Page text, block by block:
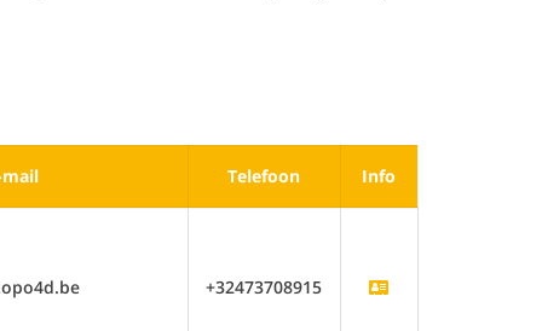
mail Telefoon Info
+32473708915